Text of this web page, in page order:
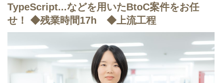
TypeScript...などを用いたBtoC案件をお任
せ！ ◆残業時間17h ◆上流工程